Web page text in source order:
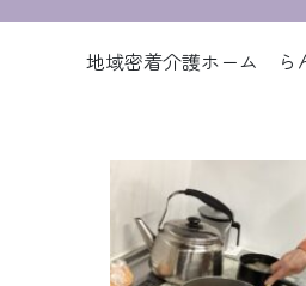
地域密着介護ホーム ら